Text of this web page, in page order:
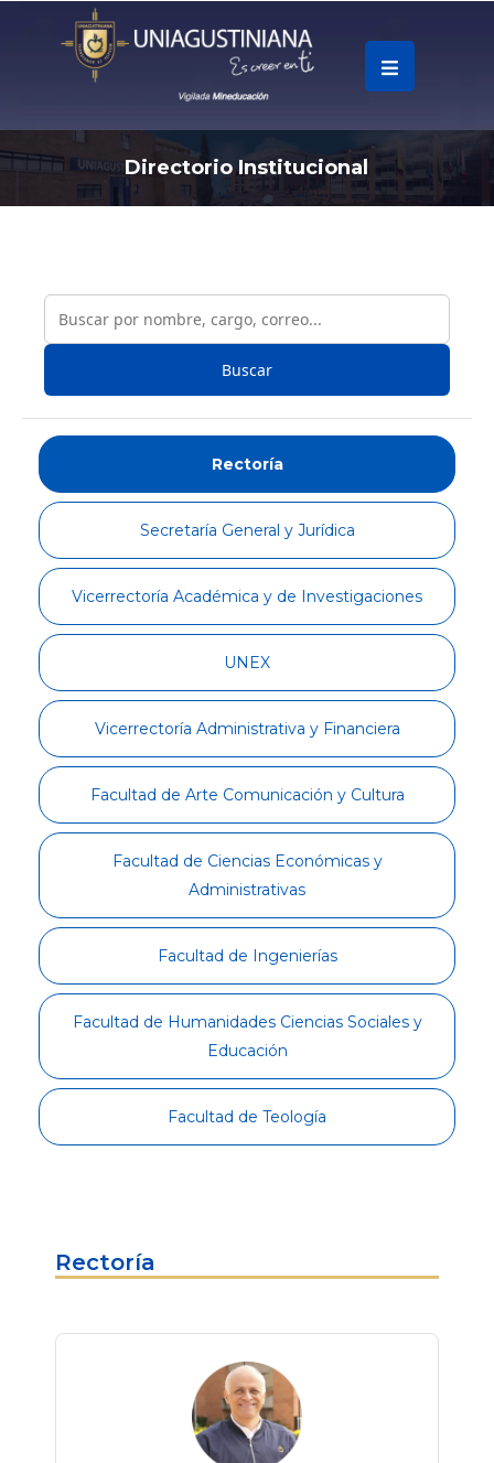
Accesos
Oferta
Educación
Continua
Admisiones
Investigaciones
Vida
Universitaria
Noticias
Directorio Instituciona l
Buscar
Rectoría
Secretaría General y Jurídica
Vicerrectoría Académica y de Investigaciones
UNEX
Vicerrectoría Administrativa y Financiera
Facultad de Arte Comunicación y Cultura
Facultad de Ciencias Económicas y
Administrativas
Facultad de Ingenierías
Facultad de Humanidades Ciencias Sociales y
Educación
Facultad de Teología
Rectoría